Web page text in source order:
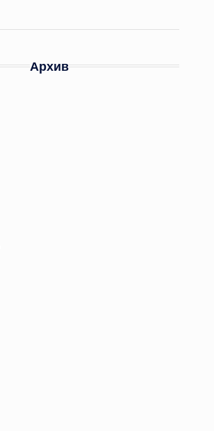
Архив